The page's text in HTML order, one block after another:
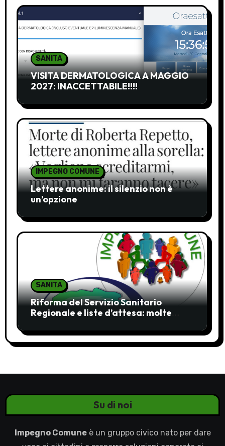
SANITA
VISITA DERMATOLOGICA A MAGGIO
2027: INACCETTABILE!!!!
IMPEGNO COMUNE
Lettere anonime: il silenzio non è
un’opzione
SANITA
Riforma del Servizio Sanitario
Regionale e liste d’attesa: molte
Su di noi
Impegno Comuneè un gruppo civico nato per dare